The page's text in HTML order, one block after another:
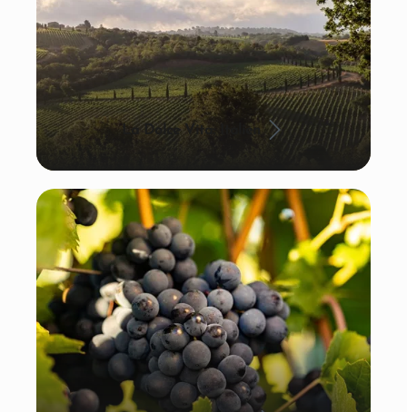
La Dolce Vita: Italien